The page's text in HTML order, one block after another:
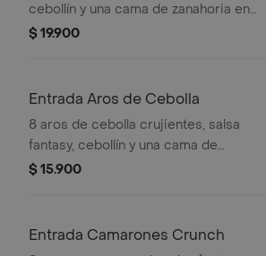
cebollín y una cama de zanahoria en
espiral.
$ 19.900
Entrada Aros de Cebolla
8 aros de cebolla crujientes, salsa
fantasy, cebollín y una cama de
zanahoria en espiral.
$ 15.900
Entrada Camarones Crunch